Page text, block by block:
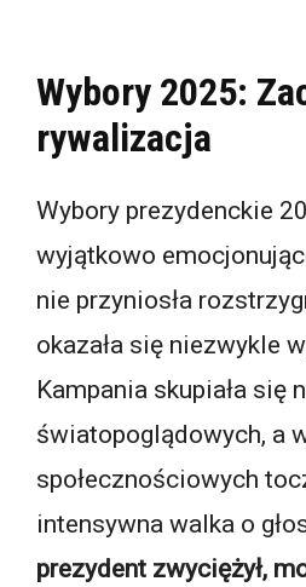
Wybory 2025:
rywalizacja
Wybory prezydenckie
wyjątkowo
nie przyniosła
okazała się niezwykle
Kampania skupiała się
światopoglądowych, a
społecznościowych
intensywna walka o
prezydent zwyciężył,